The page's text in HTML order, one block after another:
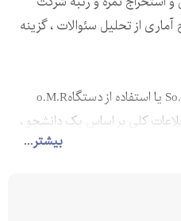
بیشتر...
آماری از تحلیل سئوالات ، گزینه
کلی بر اساس یک دانشجو ،